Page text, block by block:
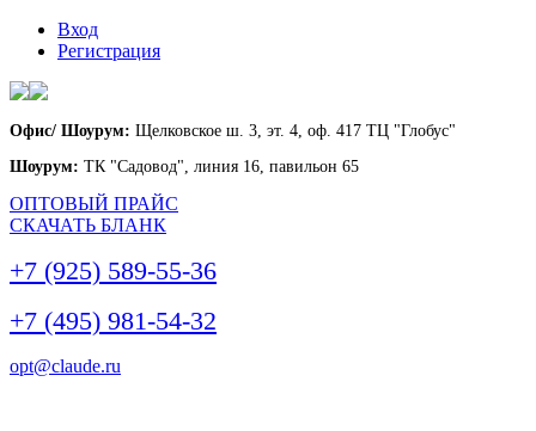
Вход
Регистрация
Офис/ Шоурум: Щелковское ш. 3, эт. 4, оф. 417 ТЦ "Глобус"
Шоурум: ТК "Садовод", линия 16, павильон 65
ОПТОВЫЙ ПРАЙС
СКАЧАТЬ БЛАНК
+7 (925) 589-55-36
+7 (495) 981-54-32
opt@claude.ru